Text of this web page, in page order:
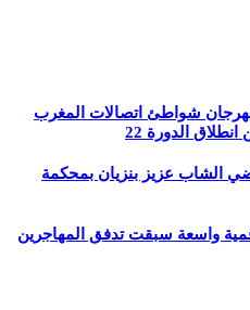
شواطئ اتصالات المغرب
الدورة 22
الشاب عزيز بنزيان بمحكمة
واسعة سبقت تدفق المهاجرين